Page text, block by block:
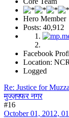
Hero Member
Posts: 40,912
Facebook
Location:
Logged
Re: Justice for
मुज्ज़फ्फर नगर
#16
October 01, 2012,